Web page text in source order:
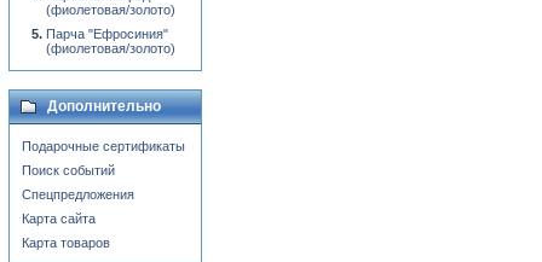
(фиолетовая/золото)
Парча "Ефросиния"
(фиолетовая/золото)
Дополнительно
Подарочные сертификаты
Поиск событий
Спецпредложения
Карта сайта
Карта товаров